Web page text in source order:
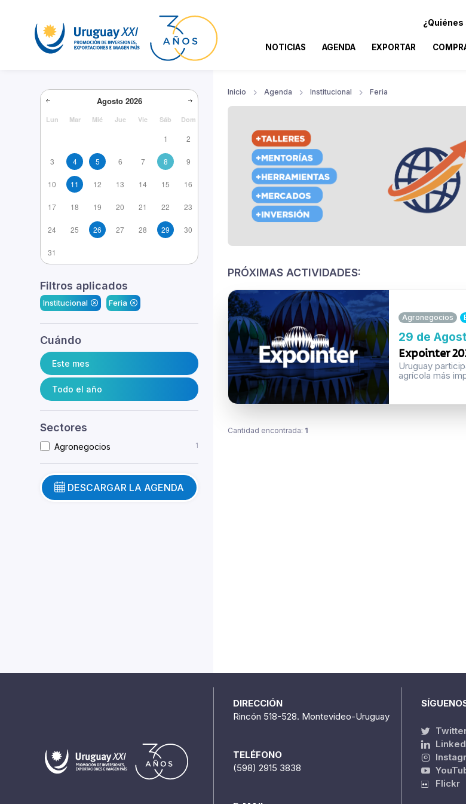
NOTICIAS AGENDA EXPORTAR
Agosto 2026
Lun Mar Mié Jue Vie Sáb Dom
1 2
3 4 5 6 7 8 9
10 11 12 13 14 15 16
17 18 19 20 21 22 23
24 25 26 27 28 29 30
31
Filtros aplicados
Institucional Feria
Cuándo
Este mes
Todo el año
Sectores
Agronegocios 1
DESCARGAR LA AGENDA
Inicio Agenda Institucional Feria
PRÓXIMAS ACTIVIDADES:
Agronegocios
29 de
Expointer
Uruguay
agrícola más
Cantidad encontrada: 1
DIRECCIÓN
Rincón 518-528. Montevideo-Uruguay
TELÉFONO
(598) 2915 3838
Flickr